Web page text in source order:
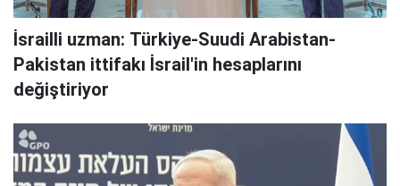
İsrailli uzman: Türkiye-Suudi Arabistan-
Pakistan ittifakı İsrail'in hesaplarını
değiştiriyor